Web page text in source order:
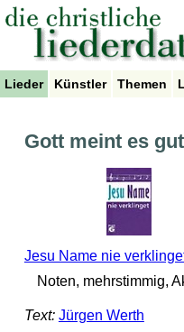
Lieder Künstler Themen
Gott meint es
Jesu Name nie
Noten, mehrstimmig,
Text: Jürgen Werth